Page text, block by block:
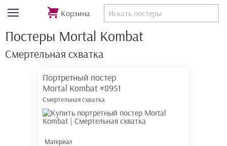
Корзина
Постеры Mortal Kombat
Смертельная схватка
Портретный постер
Mortal Kombat #8951
Смертельная схватка
Материал